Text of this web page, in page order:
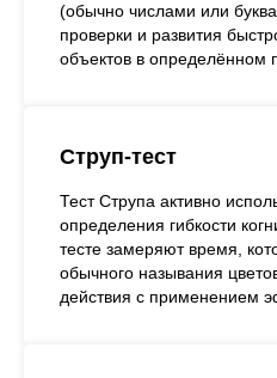
(обычно числами или
проверки и развития
объектов в определённом
Струп-тест
Тест Струпа активно
определения гибкости
тесте замеряют время,
обычного называния
действия с применением